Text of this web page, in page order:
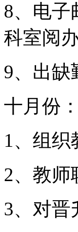
8、电子
科室阅办
9、出缺
十月份：
1、组织
2、教师
3、对晋